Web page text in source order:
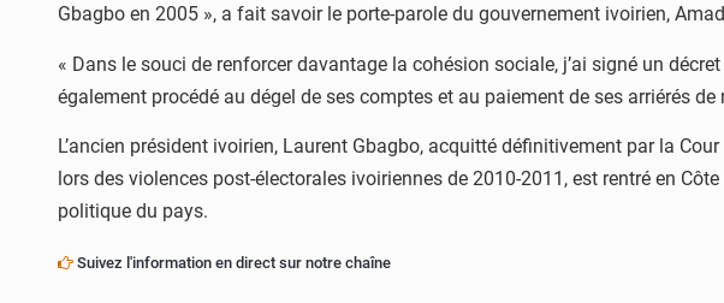
Gbagbo en 2005 », a fait savoir le porte-parole du gouvernement ivoirien,
« Dans le souci de renforcer davantage la cohésion sociale, j’ai signé un
également procédé au dégel de ses comptes et au paiement de ses arriérés
L’ancien président ivoirien, Laurent Gbagbo, acquitté définitivement par la
lors des violences post-électorales ivoiriennes de 2010-2011, est rentré en
politique du pays.
Suivez l'information en direct sur notre chaîne